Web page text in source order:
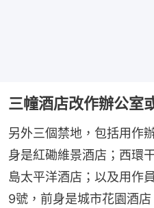
三幢酒店改作辦公
另外三個禁地，包括用作
身是紅磡維景酒店；西環
島太平洋酒店；以及用作
9號，前身是城市花園酒店